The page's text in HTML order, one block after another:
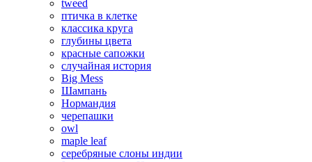
tweed
птичка в клетке
классика круга
глубины цвета
красные сапожки
случайная история
Big Mess
Шампань
Нормандия
черепашки
owl
maple leaf
серебряные слоны индии